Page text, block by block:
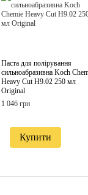
Паста для полірування
сильноабразивна Koch
Heavy Cut H9.02 250 мл
Original
1 046 грн
Купити